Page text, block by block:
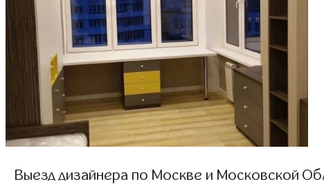
Выезд дизайнера по Москве и Московской